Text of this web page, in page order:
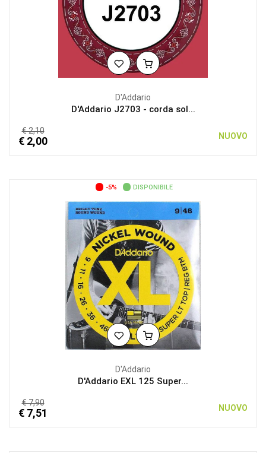
D'Addario
D'Addario J2703 - corda sol...
€ 2,10
€ 2,00 NUOVO
-5% DISPONIBILE
D'Addario
D'Addario EXL 125 Super...
€ 7,90
€ 7,51 NUOVO